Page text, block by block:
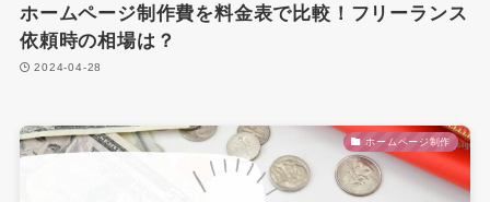
ホームページ制作費を料金表で比較！フリーランス
依頼時の相場は？
2024-04-28
ホームページ制作